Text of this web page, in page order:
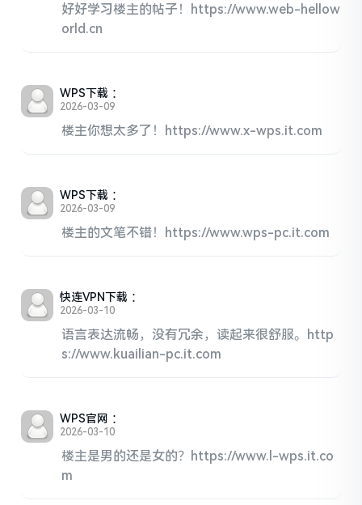
好好学习楼主的帖子！https://www.web-hellow
orld.cn
WPS下载 ：
2026-03-09
楼主你想太多了！https://www.x-wps.it.com
WPS下载 ：
2026-03-09
楼主的文笔不错！https://www.wps-pc.it.com
快连VPN下载 ：
2026-03-10
语言表达流畅，没有冗余，读起来很舒服。http
s://www.kuailian-pc.it.com
WPS官网 ：
2026-03-10
楼主是男的还是女的？https://www.l-wps.it.co
m